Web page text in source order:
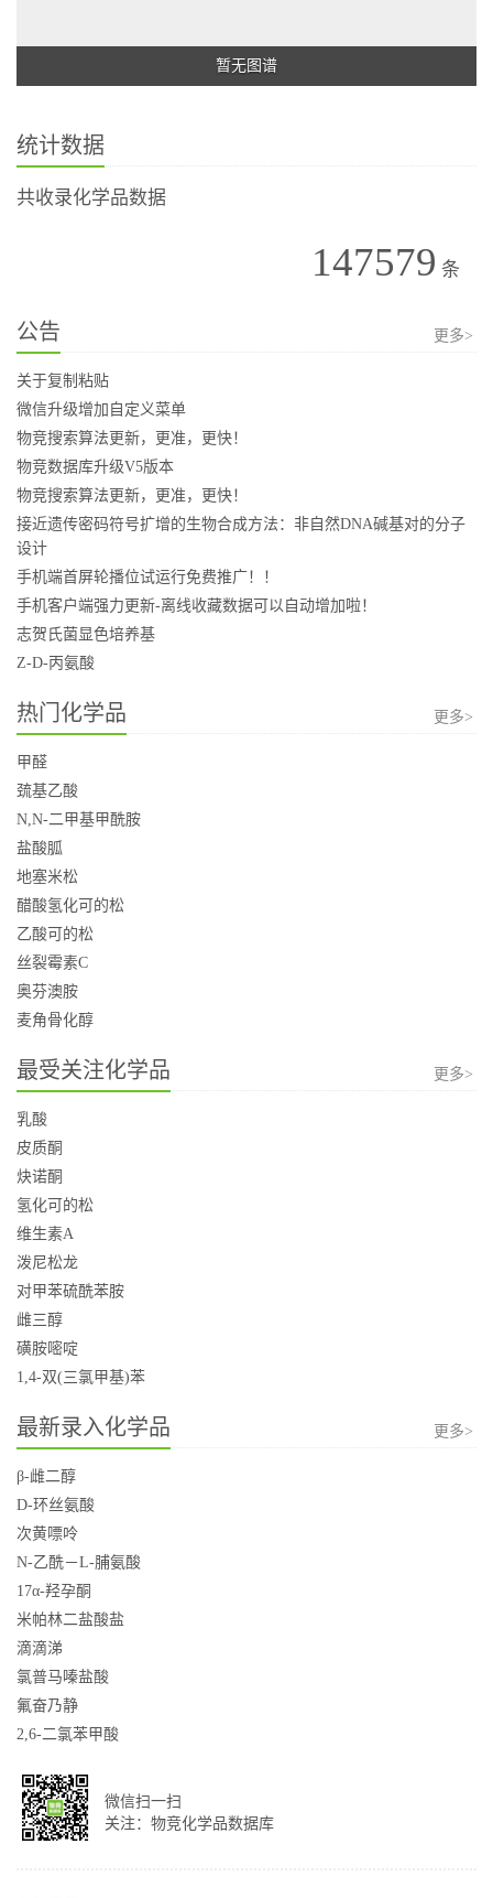
暂无图谱
统计数据
共收录化学品数据
147579 条
公告 更多>
关于复制粘贴
微信升级增加自定义菜单
物竞搜索算法更新，更准，更快！
物竞数据库升级V5版本
物竞搜索算法更新，更准，更快！
接近遗传密码符号扩增的生物合成方法：非自然DNA碱基对的分子
设计
手机端首屏轮播位试运行免费推广！！
手机客户端强力更新-离线收藏数据可以自动增加啦！
志贺氏菌显色培养基
Z-D-丙氨酸
热门化学品 更多>
甲醛
巯基乙酸
N,N-二甲基甲酰胺
盐酸胍
地塞米松
醋酸氢化可的松
乙酸可的松
丝裂霉素C
奥芬澳胺
麦角骨化醇
最受关注化学品 更多>
乳酸
皮质酮
炔诺酮
氢化可的松
维生素A
泼尼松龙
对甲苯硫酰苯胺
雌三醇
磺胺嘧啶
1,4-双(三氯甲基)苯
最新录入化学品 更多>
β-雌二醇
D-环丝氨酸
次黄嘌呤
N-乙酰－L-脯氨酸
17α-羟孕酮
米帕林二盐酸盐
滴滴涕
氯普马嗪盐酸
氟奋乃静
2,6-二氯苯甲酸
微信扫一扫
关注：物竞化学品数据库